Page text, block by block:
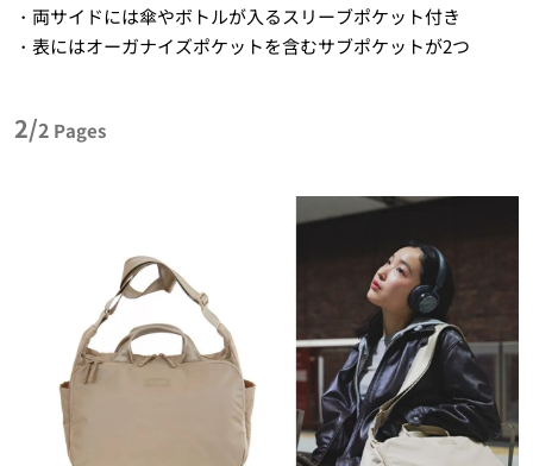
・両サイドには傘やボトルが入るスリーブポケット付き
・表にはオーガナイズポケットを含むサブポケットが2つ
2/2 Pages